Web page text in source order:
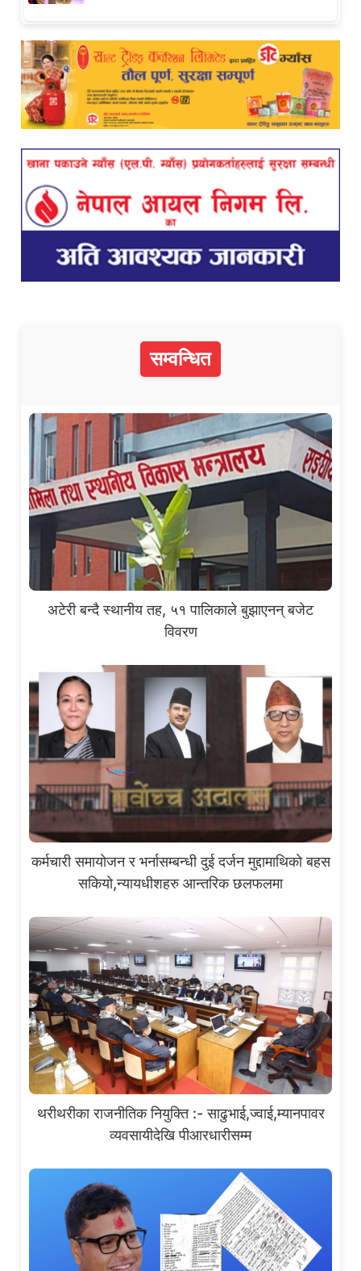
सम्वन्धित
अटेरी बन्दै स्थानीय तह, ५१ पालिकाले बुझाएनन् बजेट
विवरण
कर्मचारी समायोजन र भर्नासम्बन्धी दुई दर्जन मुद्दामाथिको बहस
सकियो,न्यायधीशहरु आन्तरिक छलफलमा
थरीथरीका राजनीतिक नियुक्ति :- साढुभाई,ज्वाई,म्यानपावर
व्यवसायीदेखि पीआरधारीसम्म